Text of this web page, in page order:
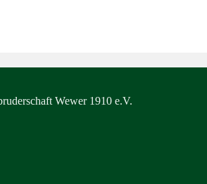
Wewer 1910 e.V.